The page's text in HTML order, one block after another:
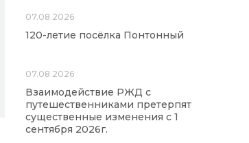
07.08.2026
120-летие посёлка Понтонный
07.08.2026
Взаимодействие РЖД с
путешественниками претерпят
существенные изменения с 1
сентября 2026г.